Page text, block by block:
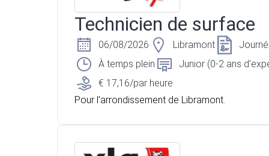
Technicien de surface
06/08/2026 Libramont
À temps plein
Junior (0-2 ans
€ 17,16/par heure
Pour l'arrondissement de Libramont.